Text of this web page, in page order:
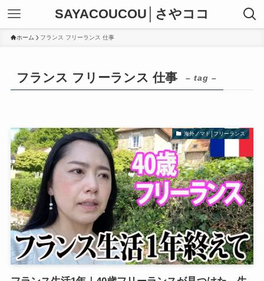
SAYACOUCOU│さやココ
ホーム フランス フリーランス 仕事
フランス フリーランス 仕事 – tag –
海外ノマド│フリーランス